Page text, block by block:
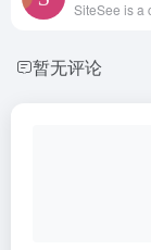
暂无评论